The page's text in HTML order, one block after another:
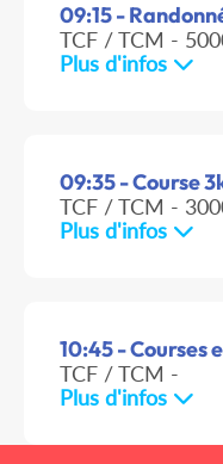
09:15 -
TCF / TCM -
Plus d'infos
09:35 - Course
TCF / TCM -
Plus d'infos
10:45 - Courses
TCF / TCM -
Plus d'infos